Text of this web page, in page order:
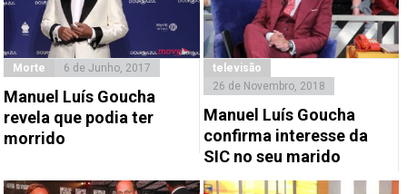
Morte 6 de Junho, 2017
Manuel Luís Goucha
revela que podia ter
morrido
televisão
26 de Novembro, 2018
Manuel Luís Goucha
confirma interesse da
SIC no seu marido